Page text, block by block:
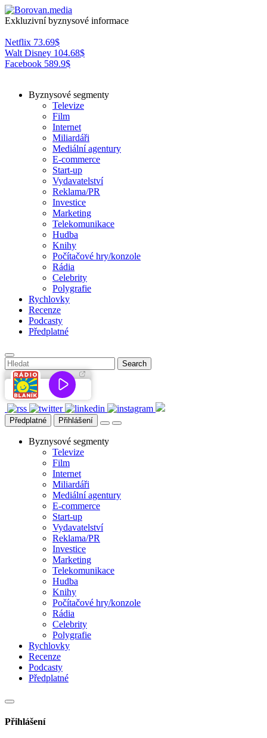
Exkluzivní byznysové informace
Netflix 73.69$
Walt Disney 104.68$
Facebook 589.9$
Byznysové segmenty
Televize
Film
Internet
Miliardáři
Mediální agentury
E-commerce
Start-up
Vydavatelství
Reklama/PR
Investice
Marketing
Telekomunikace
Hudba
Knihy
Počítačové hry/konzole
Rádia
Celebrity
Polygrafie
Rychlovky
Recenze
Podcasty
Předplatné
Předplatné Přihlášení
Byznysové segmenty
Televize
Film
Internet
Miliardáři
Mediální agentury
E-commerce
Start-up
Vydavatelství
Reklama/PR
Investice
Marketing
Telekomunikace
Hudba
Knihy
Počítačové hry/konzole
Rádia
Celebrity
Polygrafie
Rychlovky
Recenze
Podcasty
Předplatné
Přihlášení